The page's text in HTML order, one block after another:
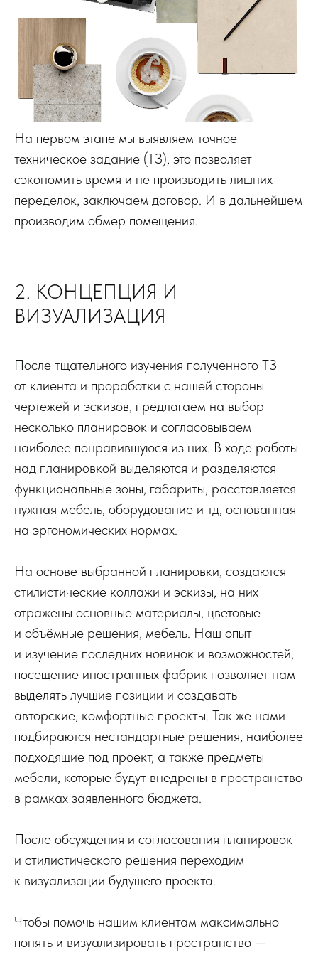
На первом этапе мы выявляем точное
техническое задание (ТЗ), это позволяет
сэкономить время и не производить лишних
переделок, заключаем договор. И в дальнейшем
производим обмер помещения.
2. КОНЦЕПЦИЯ И
ВИЗУАЛИЗАЦИЯ
После тщательного изучения полученного ТЗ
от клиента и проработки с нашей стороны
чертежей и эскизов, предлагаем на выбор
несколько планировок и согласовываем
наиболее понравившуюся из них. В ходе работы
над планировкой выделяются и разделяются
функциональные зоны, габариты, расставляется
нужная мебель, оборудование и тд, основанная
на эргономических нормах.
На основе выбранной планировки, создаются
стилистические коллажи и эскизы, на них
отражены основные материалы, цветовые
и объёмные решения, мебель. Наш опыт
и изучение последних новинок и возможностей,
посещение иностранных фабрик позволяет нам
выделять лучшие позиции и создавать
авторские, комфортные проекты. Так же нами
подбираются нестандартные решения, наиболее
подходящие под проект, а также предметы
мебели, которые будут внедрены в пространство
в рамках заявленного бюджета.
После обсуждения и согласования планировок
и стилистического решения переходим
к визуализации будущего проекта.
Чтобы помочь нашим клиентам максимально
понять и визуализировать пространство —